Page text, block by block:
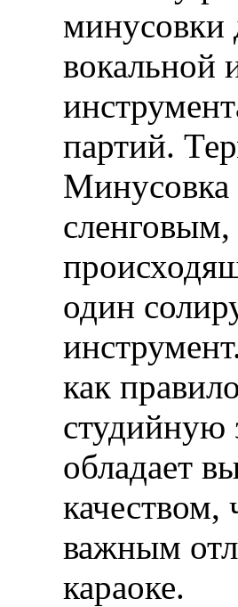
минусовки
вокальной
партий.
Минусовка
сленговым,
один
как
студийную
обладает
качеством,
важным
караоке.